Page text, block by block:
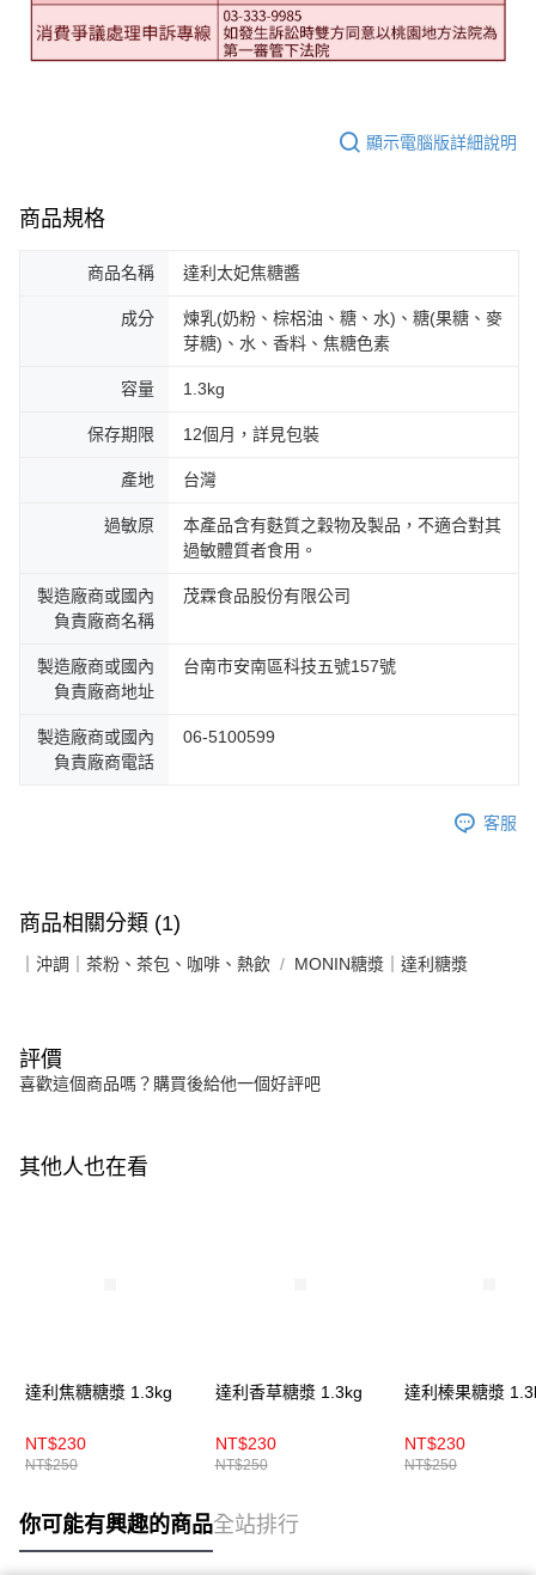
顯示電腦版詳細說明
商品規格
商品名稱 達利太妃焦糖醬
成分
煉乳(奶粉、棕梠油、糖、水)、糖(果糖、麥
芽糖)、水、香料、焦糖色素
容量 1.3kg
保存期限 12個月，詳見包裝
產地 台灣
過敏原
本產品含有麩質之穀物及製品，不適合對其
過敏體質者食用。
製造廠商或國內
負責廠商名稱
茂霖食品股份有限公司
製造廠商或國內
負責廠商地址
台南市安南區科技五號157號
製造廠商或國內
負責廠商電話
06-5100599
客服
商品相關分類 (1)
｜沖調｜茶粉、茶包、咖啡、熱飲 MONIN糖漿｜達利糖漿
評價
喜歡這個商品嗎？購買後給他一個好評吧
其他人也在看
達利焦糖糖漿 1.3kg
NT$230
NT$250
達利香草糖漿 1.3kg
NT$230
NT$250
達利榛果糖漿
NT$230
NT$250
你可能有興趣的商品全站排行